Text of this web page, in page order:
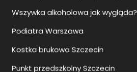
Wszywka alkoholowa jak wygląda?
Podiatra Warszawa
Kostka brukowa Szczecin
Punkt przedszkolny Szczecin